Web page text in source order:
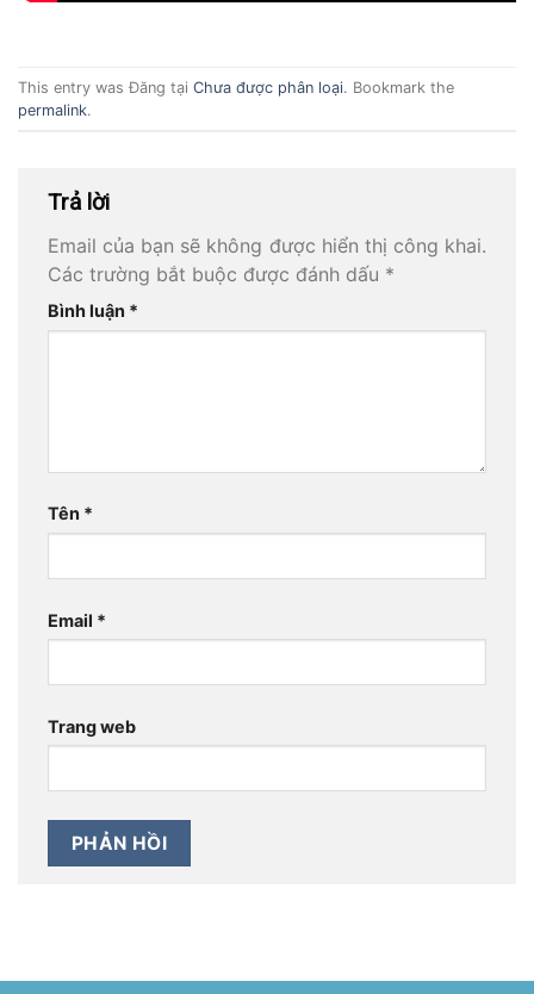
This entry was Đăng tại Chưa được phân loại. Bookmark the
permalink.
Trả lời
Email của bạn sẽ không được hiển thị công khai.
Các trường bắt buộc được đánh dấu *
Bình luận *
Tên *
Email *
Trang web